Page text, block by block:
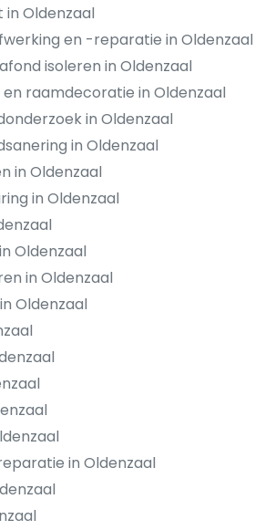
Oldenzaal
en -reparatie in Oldenzaal
isoleren in Oldenzaal
raamdecoratie in Oldenzaal
in Oldenzaal
in Oldenzaal
in Oldenzaal
in Oldenzaal
Oldenzaal
in Oldenzaal
Oldenzaal
in Oldenzaal